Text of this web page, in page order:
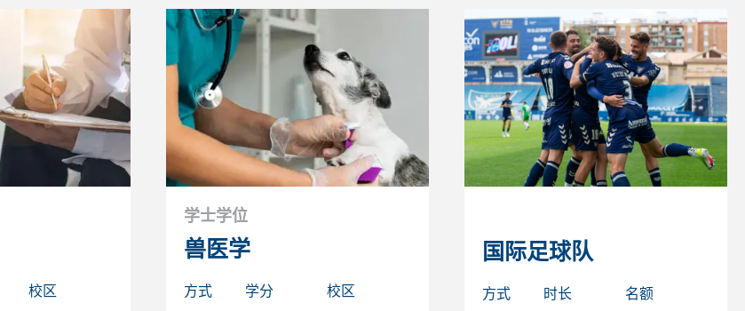
校区
学士学位
兽医学
方式 学分 校区
国际足球队
方式 时长 名额